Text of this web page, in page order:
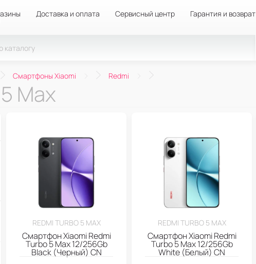
Доставка и оплата Сервисный центр Гарантия и возврат
Смартфоны Xiaomi Redmi
Max
REDMI TURBO 5 MAX
Смартфон Xiaomi Redmi
Turbo 5 Max 12/256Gb
Black (Черный) CN
REDMI TURBO 5 MAX
Смартфон Xiaomi Redmi
Turbo 5 Max 12/256Gb
White (Белый) CN